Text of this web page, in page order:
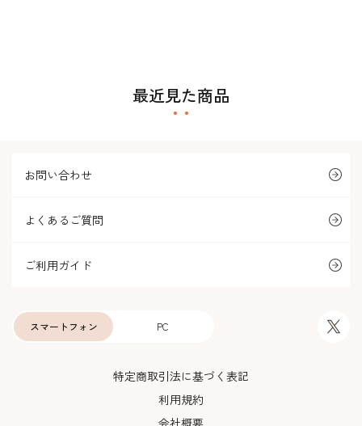
最近見た商品
お問い合わせ
よくあるご質問
ご利用ガイド
PC
スマートフォン
特定商取引法に基づく表記
利用規約
会社概要